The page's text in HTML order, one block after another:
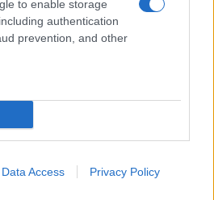
to enable storage
authentication
prevention, and other
Data Access Privacy Policy